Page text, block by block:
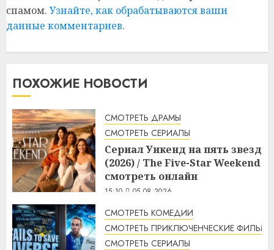
спамом. Узнайте, как обрабатываются ваши
данные комментариев.
ПОХОЖИЕ НОВОСТИ
СМОТРЕТЬ ДРАМЫ
СМОТРЕТЬ СЕРИАЛЫ
Сериал Уикенд на пять звезд
(2026) / The Five-Star Weekend
смотреть онлайн
15:10 05.08.2026
СМОТРЕТЬ КОМЕДИИ
СМОТРЕТЬ ПРИКЛЮЧЕНЧЕСКИЕ ФИЛЬМЫ
СМОТРЕТЬ СЕРИАЛЫ